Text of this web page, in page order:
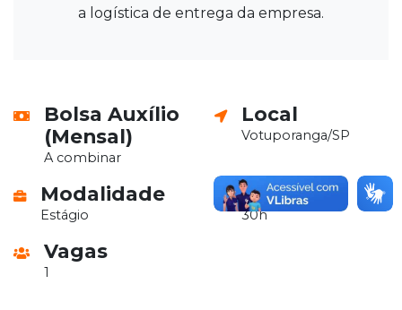
a logística de entrega da empresa.
Bolsa Auxílio
(Mensal)
A combinar
Local
Votuporanga/SP
Modalidade
Estágio
Horário
30h
Vagas
1